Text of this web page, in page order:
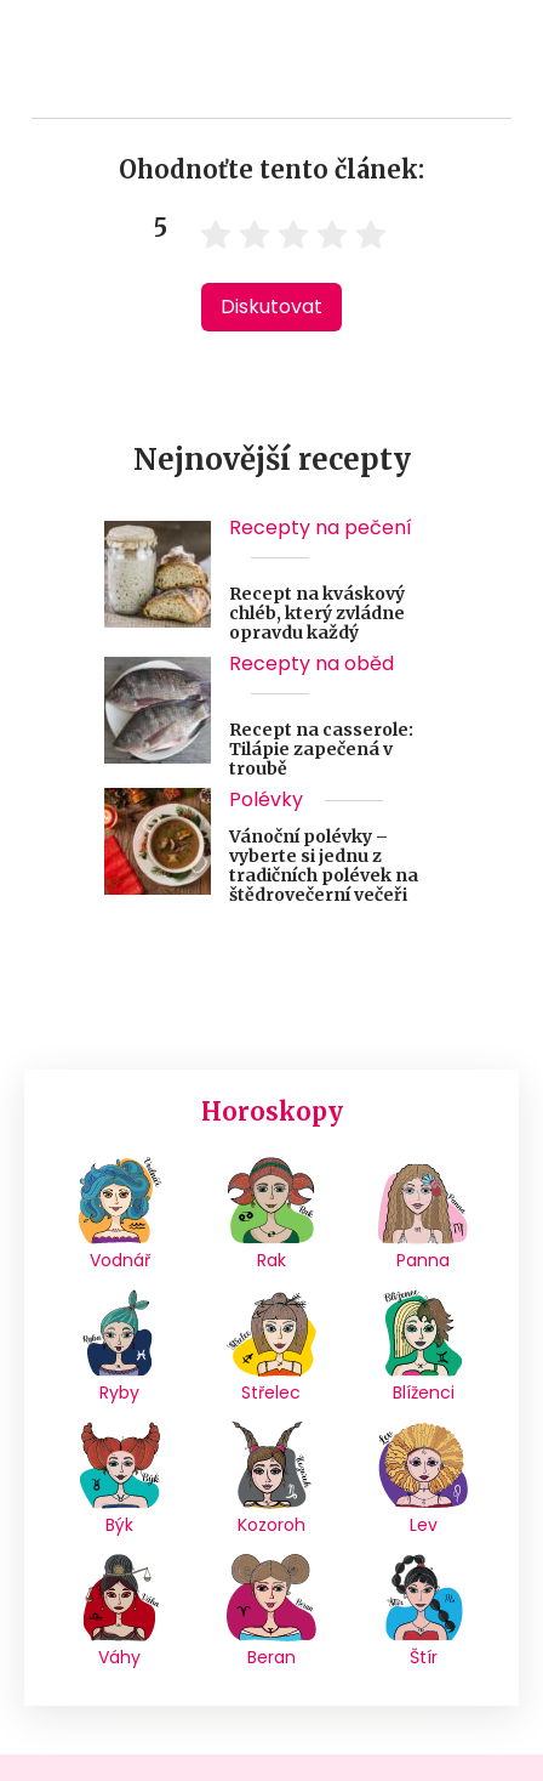
Ohodnoťte tento článek:
5
Diskutovat
Nejnovější recepty
Recepty na pečení
Recept na kváskový
chléb, který zvládne
opravdu každý
Recepty na oběd
Recept na casserole:
Tilápie zapečená v
troubě
Polévky
Vánoční polévky –
vyberte si jednu z
tradičních polévek na
štědrovečerní večeři
Horoskopy
Vodnář Rak Panna
Ryby Střelec Blíženci
Býk Kozoroh Lev
Váhy Beran Štír